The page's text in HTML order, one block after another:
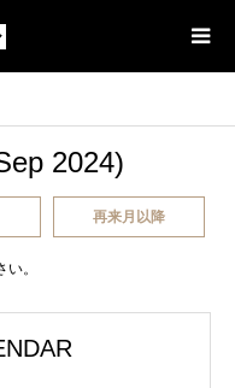
2024)
再来月以降
。